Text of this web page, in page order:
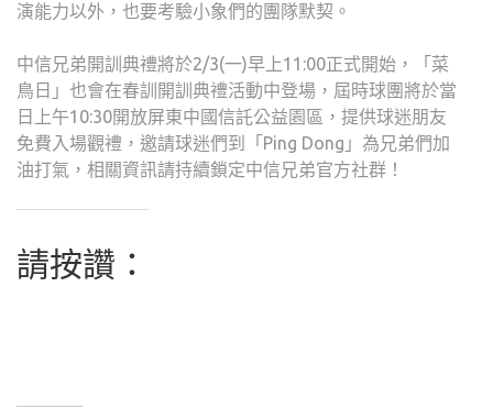
演能力以外，也要考驗小象們的團隊默契。
中信兄弟開訓典禮將於2/3(一)早上11:00正式開始，「菜
鳥日」也會在春訓開訓典禮活動中登場，屆時球團將於當
日上午10:30開放屏東中國信託公益園區，提供球迷朋友
免費入場觀禮，邀請球迷們到「Ping Dong」為兄弟們加
油打氣，相關資訊請持續鎖定中信兄弟官方社群！
請按讚：